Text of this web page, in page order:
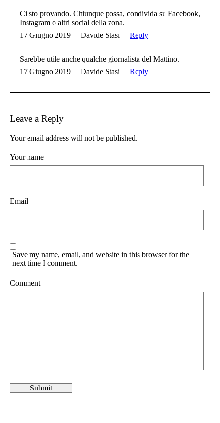
Ci sto provando. Chiunque possa, condivida su Facebook,
Instagram o altri social della zona.
17 Giugno 2019
Davide Stasi Reply
Sarebbe utile anche qualche giornalista del Mattino.
17 Giugno 2019
Davide Stasi Reply
Leave a Reply
Your email address will not be published.
Your name
Email
Save my name, email, and website in this browser for the
next time I comment.
Comment